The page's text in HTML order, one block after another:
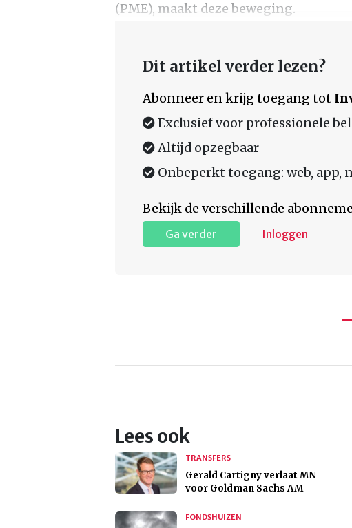
(PME), maakt deze beweging.
Dit artikel verder lezen?
Abonneer en krijg toegang tot
Exclusief voor professionele
Altijd opzegbaar
Onbeperkt toegang: web, app,
Bekijk de verschillende
Ga verder Inloggen
Lees ook
TRANSFERS
Gerald Cartigny verlaat MN
voor Goldman Sachs AM
FONDSHUIZEN